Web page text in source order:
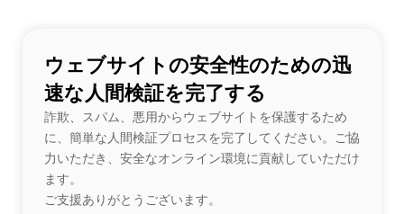
ウェブサイトの安全性のための迅
速な人間検証を完了する
詐欺、スパム、悪用からウェブサイトを保護するため
に、簡単な人間検証プロセスを完了してください。ご協
力いただき、安全なオンライン環境に貢献していただけ
ます。
ご支援ありがとうございます。